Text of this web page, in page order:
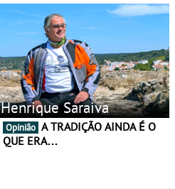
Henrique Saraiva
Opinião
QUE ERA…